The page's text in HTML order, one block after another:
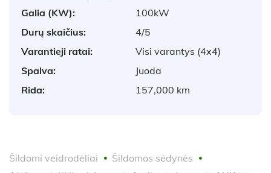
Galia (KW):
100kW
Durų skaičius:
4/5
Varantieji ratai:
Visi varantys (4x4)
Spalva:
Juoda
Rida:
157,000 km
Šildomi veidrodėliai
Šildomos sėdynės